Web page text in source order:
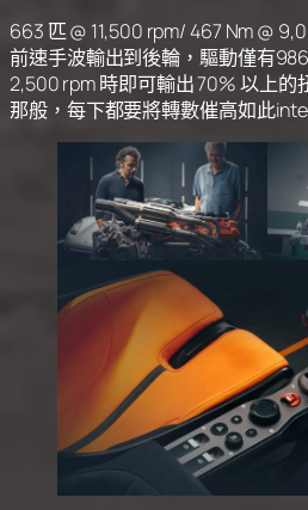
663 匹 @ 11,500 rpm/ 467 Nm @
前速手波輸出到後輪，驅動僅有
2,500 rpm 時即可輸出 70% 以上
那般，每下都要將轉數催高如此